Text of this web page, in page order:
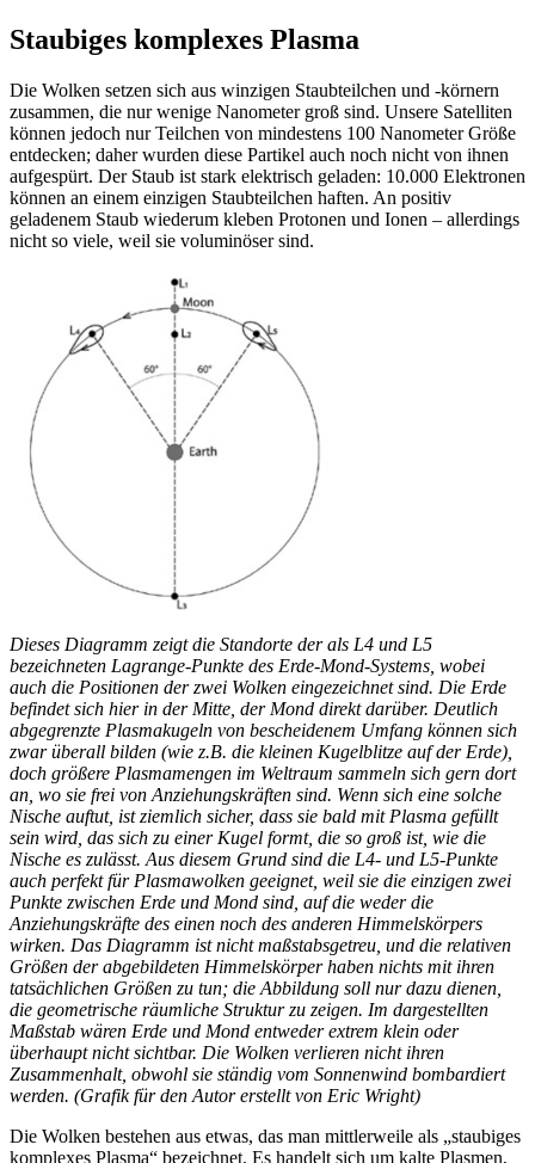
Staubiges komplexes Plasma
Die Wolken setzen sich aus winzigen Staubteilchen und -körnern
zusammen, die nur wenige Nanometer groß sind. Unsere Satelliten
können jedoch nur Teilchen von mindestens 100 Nanometer Größe
entdecken; daher wurden diese Partikel auch noch nicht von ihnen
aufgespürt. Der Staub ist stark elektrisch geladen: 10.000 Elektronen
können an einem einzigen Staubteilchen haften. An positiv
geladenem Staub wiederum kleben Protonen und Ionen – allerdings
nicht so viele, weil sie voluminöser sind.
Dieses Diagramm zeigt die Standorte der als L4 und L5
bezeichneten Lagrange-Punkte des Erde-Mond-Systems, wobei
auch die Positionen der zwei Wolken eingezeichnet sind. Die Erde
befindet sich hier in der Mitte, der Mond direkt darüber. Deutlich
abgegrenzte Plasmakugeln von bescheidenem Umfang können sich
zwar überall bilden (wie z.B. die kleinen Kugelblitze auf der Erde),
doch größere Plasmamengen im Weltraum sammeln sich gern dort
an, wo sie frei von Anziehungskräften sind. Wenn sich eine solche
Nische auftut, ist ziemlich sicher, dass sie bald mit Plasma gefüllt
sein wird, das sich zu einer Kugel formt, die so groß ist, wie die
Nische es zulässt. Aus diesem Grund sind die L4- und L5-Punkte
auch perfekt für Plasmawolken geeignet, weil sie die einzigen zwei
Punkte zwischen Erde und Mond sind, auf die weder die
Anziehungskräfte des einen noch des anderen Himmelskörpers
wirken. Das Diagramm ist nicht maßstabsgetreu, und die relativen
Größen der abgebildeten Himmelskörper haben nichts mit ihren
tatsächlichen Größen zu tun; die Abbildung soll nur dazu dienen,
die geometrische räumliche Struktur zu zeigen. Im dargestellten
Maßstab wären Erde und Mond entweder ex­trem klein oder
überhaupt nicht sichtbar. Die Wolken verlieren nicht ihren
Zusammenhalt, obwohl sie ständig vom Sonnenwind bombardiert
werden. (Grafik für den Autor erstellt von Eric Wright)
Die Wolken bestehen aus etwas, das man mittlerweile als „staubiges
komplexes Plasma“ bezeichnet. Es handelt sich um kalte Plasmen,